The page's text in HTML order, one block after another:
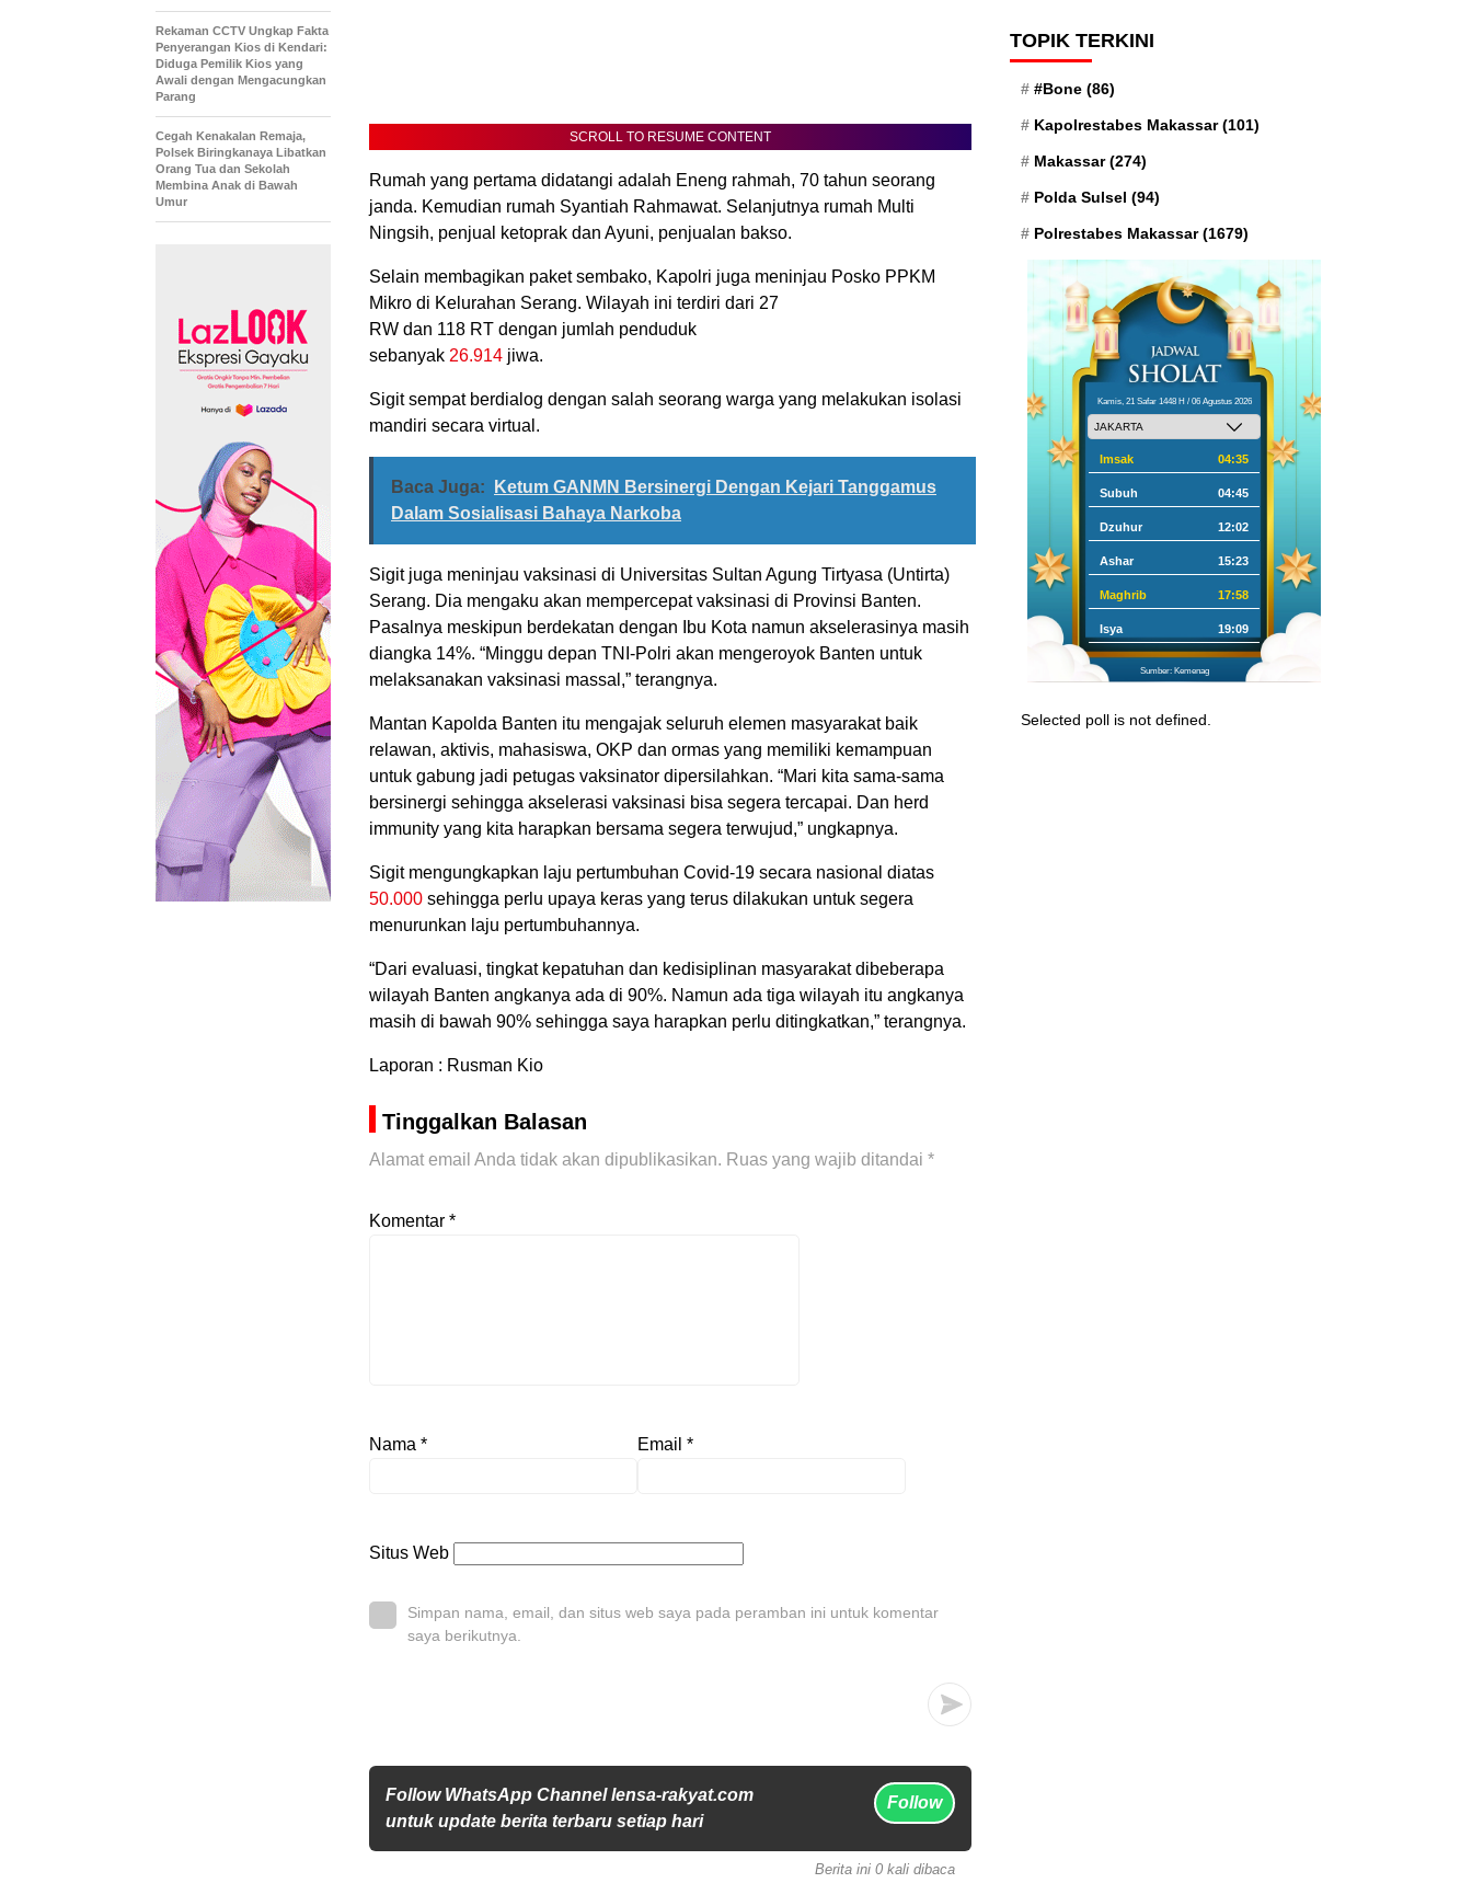
SCROLL TO RESUME CONTENT
Rumah yang pertama didatangi adalah Eneng rahmah, 70 tahun seorang
janda. Kemudian rumah Syantiah Rahmawat. Selanjutnya rumah Multi
Ningsih, penjual ketoprak dan Ayuni, penjualan bakso.
Selain membagikan paket sembako, Kapolri juga meninjau Posko PPKM
Mikro di Kelurahan Serang. Wilayah ini terdiri dari 27
RW dan 118 RT dengan jumlah penduduk
sebanyak 26.914 jiwa.
Sigit sempat berdialog dengan salah seorang warga yang melakukan isolasi
mandiri secara virtual.
Baca Juga:
Ketum GANMN Bersinergi Dengan Kejari Tanggamus
Dalam Sosialisasi Bahaya Narkoba
Sigit juga meninjau vaksinasi di Universitas Sultan Agung Tirtyasa (Untirta)
Serang. Dia mengaku akan mempercepat vaksinasi di Provinsi Banten.
Pasalnya meskipun berdekatan dengan Ibu Kota namun akselerasinya masih
diangka 14%. “Minggu depan TNI-Polri akan mengeroyok Banten untuk
melaksanakan vaksinasi massal,” terangnya.
Mantan Kapolda Banten itu mengajak seluruh elemen masyarakat baik
relawan, aktivis, mahasiswa, OKP dan ormas yang memiliki kemampuan
untuk gabung jadi petugas vaksinator dipersilahkan. “Mari kita sama-sama
bersinergi sehingga akselerasi vaksinasi bisa segera tercapai. Dan herd
immunity yang kita harapkan bersama segera terwujud,” ungkapnya.
Sigit mengungkapkan laju pertumbuhan Covid-19 secara nasional diatas
50.000 sehingga perlu upaya keras yang terus dilakukan untuk segera
menurunkan laju pertumbuhannya.
“Dari evaluasi, tingkat kepatuhan dan kedisiplinan masyarakat dibeberapa
wilayah Banten angkanya ada di 90%. Namun ada tiga wilayah itu angkanya
masih di bawah 90% sehingga saya harapkan perlu ditingkatkan,” terangnya.
Laporan : Rusman Kio
Tinggalkan Balasan
Alamat email Anda tidak akan dipublikasikan. Ruas yang wajib ditandai *
Komentar *
Nama * Email *
Situs Web
Simpan nama, email, dan situs web saya pada peramban ini untuk komentar
saya berikutnya.
Follow WhatsApp Channel lensa-rakyat.com
untuk update berita terbaru setiap hari
Follow
Rekaman CCTV Ungkap Fakta
Penyerangan Kios di Kendari:
Diduga Pemilik Kios yang
Awali dengan Mengacungkan
Parang
Cegah Kenakalan Remaja,
Polsek Biringkanaya Libatkan
Orang Tua dan Sekolah
Membina Anak di Bawah
Umur
Berita ini 0 kali dibaca
TOPIK TERKINI
#Bone (86)
Kapolrestabes Makassar(101)
Makassar(274)
Polda Sulsel (94)
Polrestabes Makassar(1679)
Kamis, 21 Safar 1448 H / 06 Agustus 2026
Imsak 04:35
Subuh 04:45
Dzuhur 12:02
Ashar 15:23
Maghrib 17:58
Isya 19:09
Sumber: Kemenag
Selected poll is not defined.